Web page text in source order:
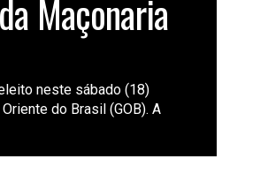
Maçonaria
neste sábado (18)
do Brasil (GOB). A